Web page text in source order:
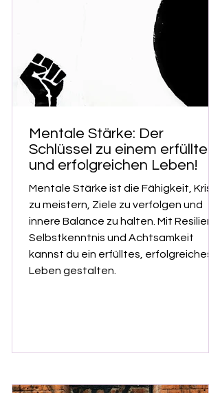
Mentale Stärke: Der
Schlüssel zu einem erfüllten
und erfolgreichen Leben!
Mentale Stärke ist die Fähigkeit, Krisen
zu meistern, Ziele zu verfolgen und
innere Balance zu halten. Mit Resilienz,
Selbstkenntnis und Achtsamkeit
kannst du ein erfülltes, erfolgreiches
Leben gestalten.